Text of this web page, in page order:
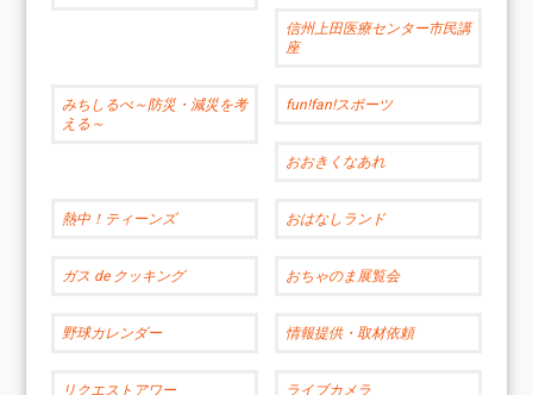
信州上田医療センター市民講
座
みちしるべ～防災・減災を考
える～
fun!fan!スポーツ
おおきくなあれ
熱中！ティーンズ おはなしランド
ガス de クッキング おちゃのま展覧会
野球カレンダー 情報提供・取材依頼
リクエストアワー ライブカメラ